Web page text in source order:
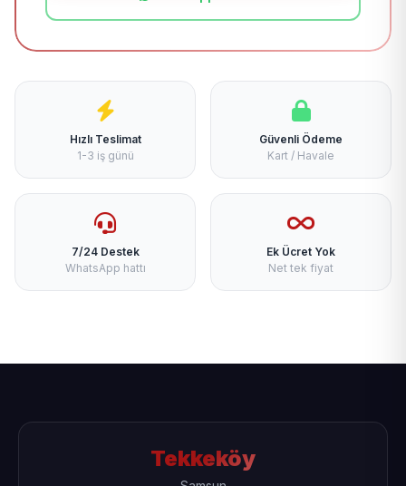
Hızlı Teslimat
1-3 iş günü
Güvenli Ödeme
Kart / Havale
7/24 Destek
WhatsApp hattı
Ek Ücret Yok
Net tek fiyat
Tekkeköy